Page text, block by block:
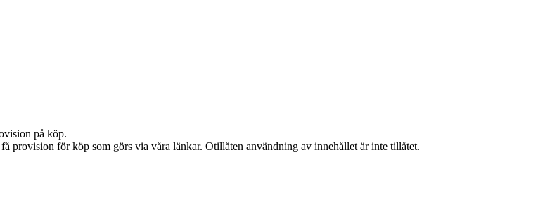
på köp.
för köp som görs via våra länkar. Otillåten användning av innehållet är inte tillåtet.